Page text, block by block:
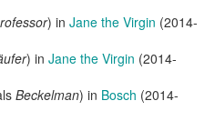
) in Jane the Virgin (2014-
) in Jane the Virgin (2014-
Beckelman) in Bosch (2014-